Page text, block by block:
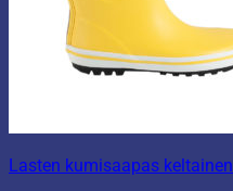
Lasten kumisaapas keltainen